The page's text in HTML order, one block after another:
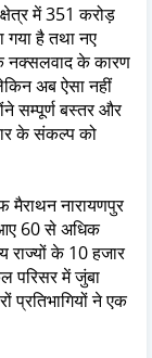
में 351 करोड़
गया है तथा नए
नक्सलवाद के कारण
अब ऐसा नहीं
सम्पूर्ण बस्तर और
के संकल्प को
नारायणपुर
60 से अधिक
राज्यों के 10 हजार
परिसर में जुंबा
प्रतिभागियों ने एक